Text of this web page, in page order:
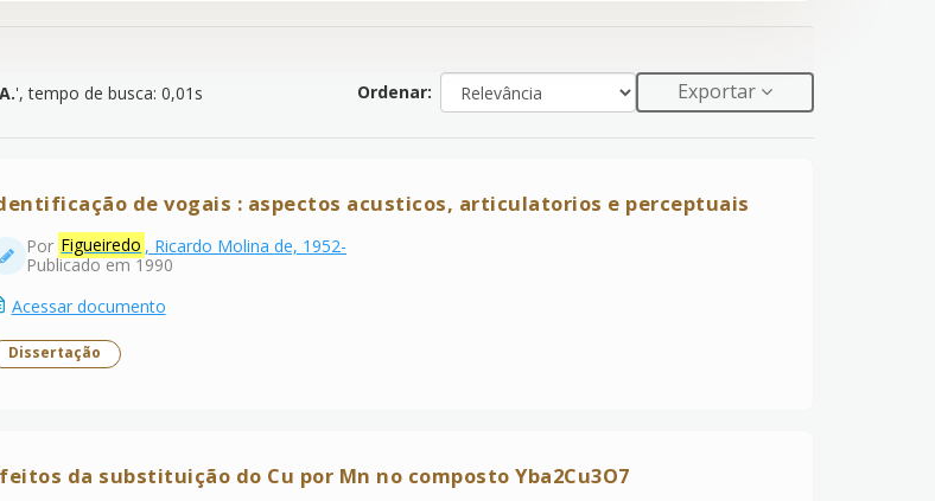
', tempo de busca: 0,01s Ordenar: Exportar
de vogais : aspectos acusticos, articulatorios e perceptuais
Por Figueiredo , Ricardo Molina de, 1952-
Publicado em 1990
Acessar documento
Dissertação
da substituição do Cu por Mn no composto Yba2Cu3O7